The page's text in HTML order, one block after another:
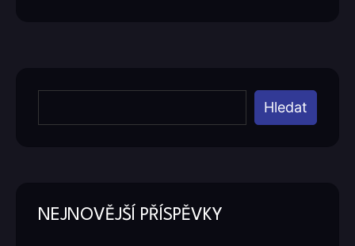
Hledat
NEJNOVĚJŠÍ PŘÍSPĚVKY